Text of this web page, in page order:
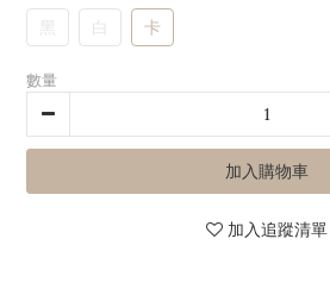
黑 白 卡
數量
加入購物車
加入追蹤清單